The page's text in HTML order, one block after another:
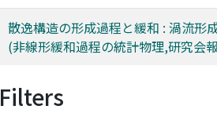
散逸構造の形成過程と緩和 : 渦流形
(非線形緩和過程の統計物理,研究会
Filters